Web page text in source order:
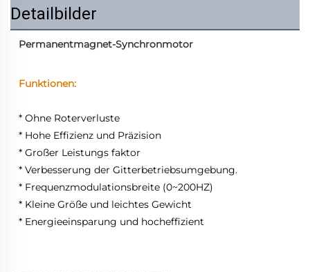
Detailbilder
Permanentmagnet-Synchronmotor
Funktionen:
* Ohne Roterverluste
* Hohe Effizienz und Präzision
* Großer Leistungs faktor
* Verbesserung der Gitterbetriebsumgebung.
* Frequenzmodulationsbreite (0~200HZ)
* Kleine Größe und leichtes Gewicht
* Energieeinsparung und hocheffizient